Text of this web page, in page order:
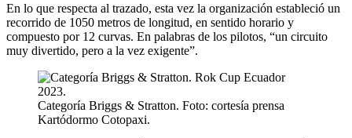
En lo que respecta al trazado, esta vez la organización estableció un
recorrido de 1050 metros de longitud, en sentido horario y
compuesto por 12 curvas. En palabras de los pilotos, “un circuito
muy divertido, pero a la vez exigente”.
Categoría Briggs & Stratton. Foto: cortesía prensa
Kartódormo Cotopaxi.